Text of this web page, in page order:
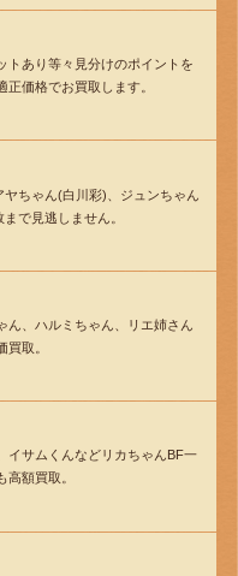
トあり等々見分けのポイントを
正価格でお買取します。
ちゃん(白川彩)、ジュンちゃん
で見逃しません。
ん、ハルミちゃん、リエ姉さん
買取。
イサムくんなどリカちゃんBF一
高額買取。